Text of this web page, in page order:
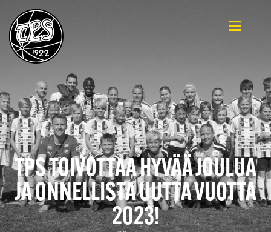
TPS TOIVOTTAA HYVÄÄ JOULUA
JA ONNELLISTA UUTTA VUOTTA
2023!